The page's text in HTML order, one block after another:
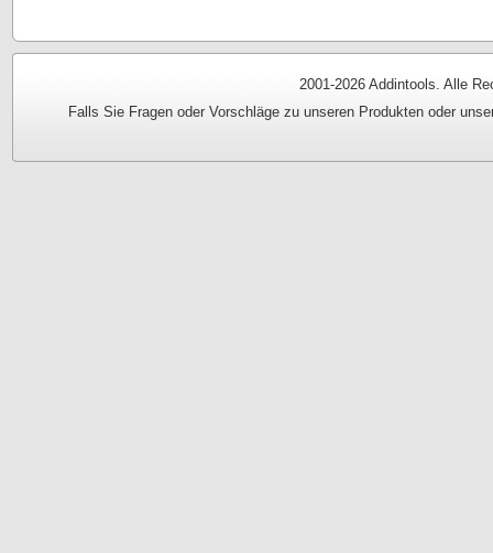
2001-2026 Addintools. Alle
Falls Sie Fragen oder Vorschläge zu unseren Produkten oder